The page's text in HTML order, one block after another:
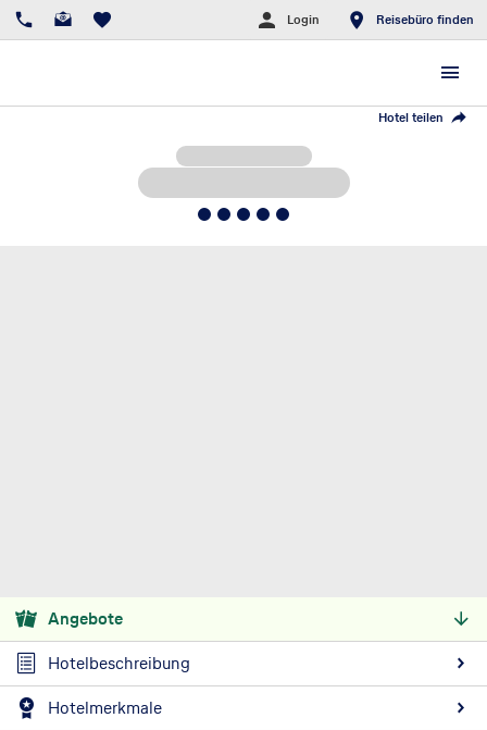
Login Reisebüro finden
Hotel teilen
5
Angebote
Hotelbeschreibung
Hotelmerkmale